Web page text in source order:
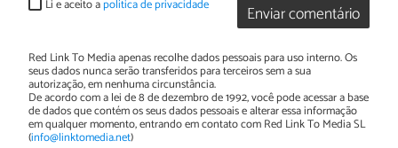
Enviar comentário
Li e aceito apolítica de privacidade
Red Link To Media apenas recolhe dados pessoais para uso interno. Os
seus dados nunca serão transferidos para terceiros sem a sua
autorização, em nenhuma circunstância.
De acordo com a lei de 8 de dezembro de 1992, você pode acessar a base
de dados que contém os seus dados pessoais e alterar essa informação
em qualquer momento, entrando em contato com Red Link To Media SL
(info@linktomedia.net)